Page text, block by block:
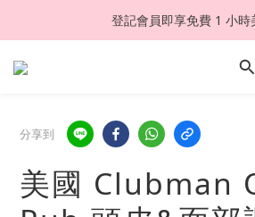
登記會員即享免費 1 小時
分享到
美國 Clubman